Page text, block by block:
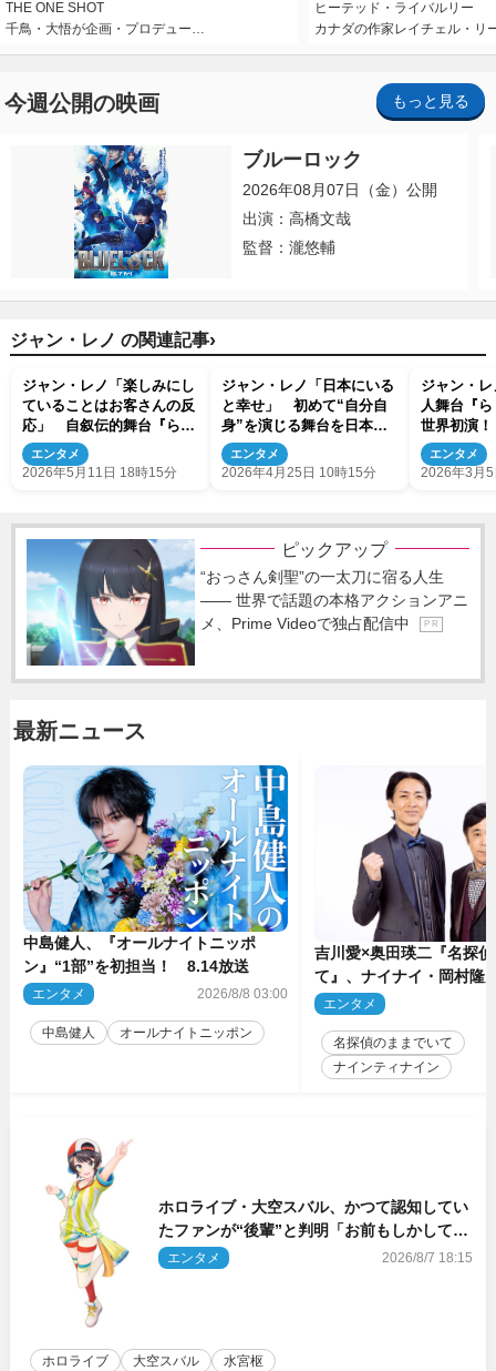
THE ONE SHOT
千鳥・大悟が企画・プロデュー…
ヒーテッド・ライバルリー
カナダの作家レイチェル・リ
今週公開の映画 もっと見る
ブルーロック
2026年08月07日（金）公開
出演：高橋文哉
監督：瀧悠輔
ジャン・レノ の関連記事›
ジャン・レノ「楽しみにし
ていることはお客さんの反
応」 自叙伝的舞台『らく
だ』東京公演開幕！
エンタメ
2026年5月11日 18時15分
ジャン・レノ「日本にいる
と幸せ」 初めて“自分自
身”を演じる舞台を日本で
初演
エンタメ
2026年4月25日 10時15分
ジャン・
人舞台『
世界初演
11都市で
エンタメ
2026年3月
ピックアップ
“おっさん剣聖”の一太刀に宿る人生
―― 世界で話題の本格アクションアニ
メ、Prime Videoで独占配信中
P R
最新ニュース
中島健人、『オールナイトニッポ
ン』“1部”を初担当！ 8.14放送
エンタメ 2026/8/8 03:00
中島健人 オールナイトニッポン
吉川愛×奥田瑛二『名探
て』、ナイナイ・岡村隆
のゲスト出演が決定！
エンタメ
名探偵のままでいて
ナインティナイン
ホロライブ・大空スバル、かつて認知してい
たファンが“後輩”と判明「お前もしかしてあ
のときの？」
エンタメ 2026/8/7 18:15
ホロライブ 大空スバル 水宮枢